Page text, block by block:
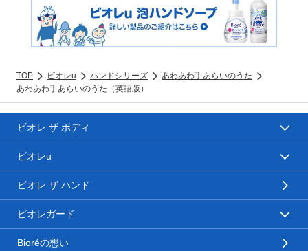
TOP ビオレu ハンドシリーズ
あわあわ手あらいのうた
あわあわ手あらいのうた（英語版）
ビオレ ザ ボディ
ビオレu
ビオレ ザ ハンド
ビオレガード
Bioréの想い